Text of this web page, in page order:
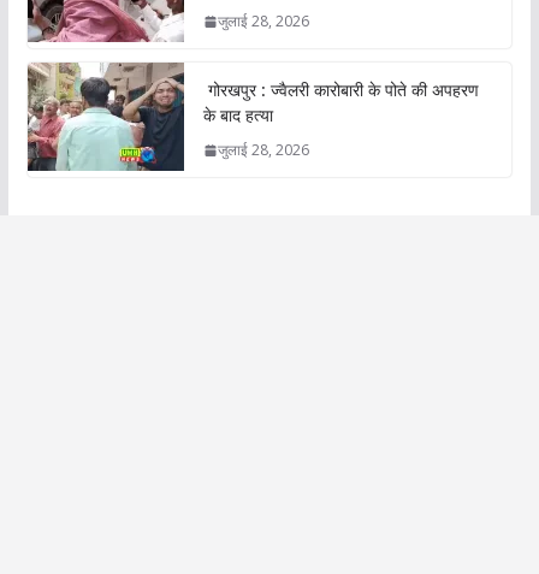
जुलाई 28, 2026
गोरखपुर : ज्वैलरी कारोबारी के पोते की अपहरण
के बाद हत्या
जुलाई 28, 2026